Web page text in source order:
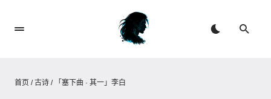
首页 /古诗 / 「塞下曲 · 其一」李白